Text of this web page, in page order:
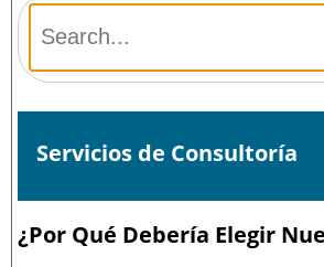
Servicios de Consultoría
¿Por Qué Debería Elegir